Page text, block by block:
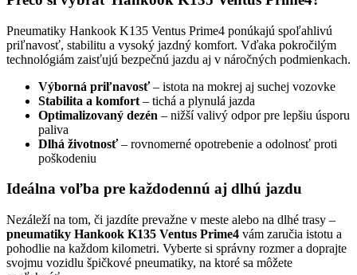
Pneumatiky Hankook K135 Ventus Prime4 ponúkajú spoľahlivú
priľnavosť, stabilitu a vysoký jazdný komfort. Vďaka pokročilým
technológiám zaisťujú bezpečnú jazdu aj v náročných podmienkach.
Výborná priľnavosť– istota na mokrej aj suchej vozovke
Stabilita a komfort – tichá a plynulá jazda
Optimalizovaný dezén – nižší valivý odpor pre lepšiu úsporu
paliva
Dlhá životnosť– rovnomerné opotrebenie a odolnosť proti
poškodeniu
Ideálna voľba pre každodennú aj dlhú jazdu
Nezáleží na tom, či jazdíte prevažne v meste alebo na dlhé trasy –
pneumatiky Hankook K135 Ventus Prime4 vám zaručia istotu a
pohodlie na každom kilometri. Vyberte si správny rozmer a doprajte
svojmu vozidlu špičkové pneumatiky, na ktoré sa môžete